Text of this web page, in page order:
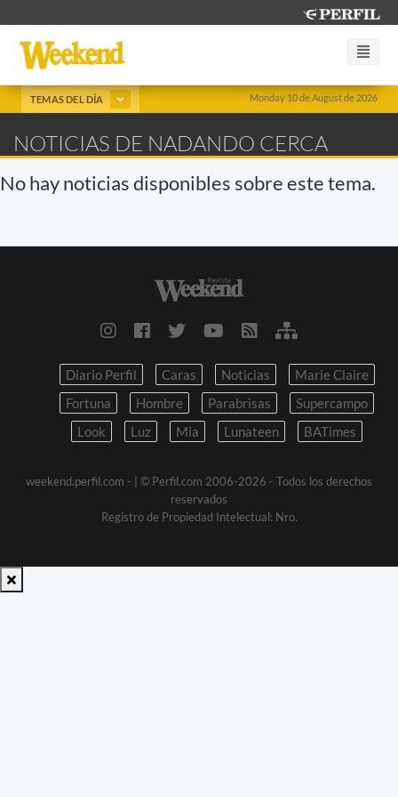
Monday 10 de August de 2026
TEMAS DEL DÍA
NOTICIAS DE NADANDO CERCA
No hay noticias disponibles sobre este tema.
Diario Perfil Caras Noticias
Marie Claire
Fortuna
Hombre Parabrisas
Supercampo
Look
Luz Mia Lunateen BATimes
weekend.perfil.com -
| © Perfil.com 2006-2026 - Todos los derechos
reservados
Registro de Propiedad Intelectual: Nro.